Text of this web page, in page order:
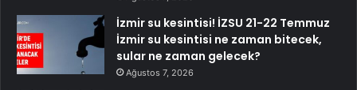
İzmir su kesintisi! İZSU 21-22 Temmuz
İzmir su kesintisi ne zaman bitecek,
sular ne zaman gelecek?
Ağustos 7, 2026